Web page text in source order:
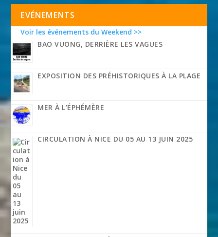
EVÉNEMENTS
Voir les événements du Weekend >>
BAO VUONG, DERRIÈRE LES VAGUES
EXPOSITION DES PRÉHISTORIQUES À LA PLAGE
MER À L’ÉPHÉMÈRE
CIRCULATION À NICE DU 05 AU 13 JUIN 2025